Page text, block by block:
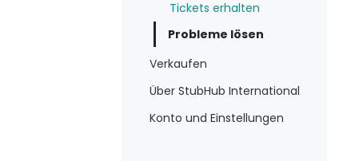
Tickets erhalten
Probleme lösen
Verkaufen
Über StubHub International
Konto und Einstellungen